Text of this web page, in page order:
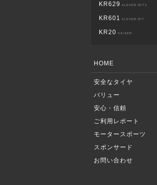
KR629 KLEVER M/T2
KR601 KLEVER R/T
KR20 KAISER
HOME
安全なタイヤ
バリュー
安心・信頼
ご利用レポート
モータースポーツ
スポンサード
お問い合わせ